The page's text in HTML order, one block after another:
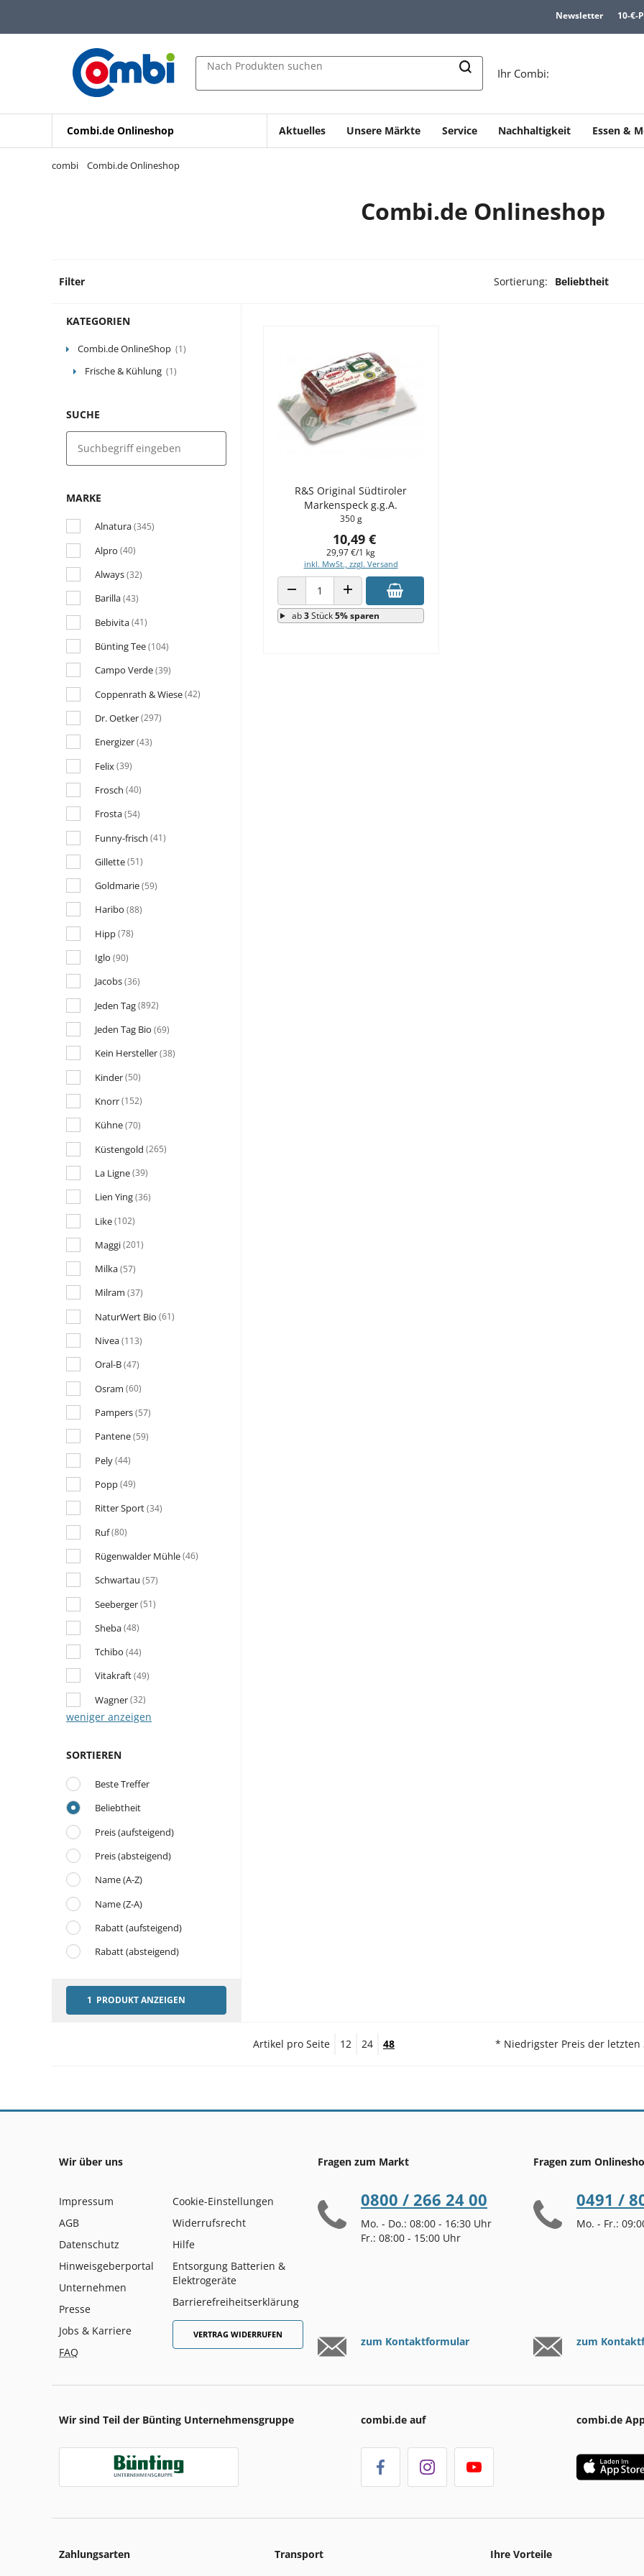
Zur Navigation springen
Zur Suche springen
Newsletter 10-€-
Nach Produkten suchen
Ihr Combi:
Combi.de Onlineshop Aktuelles Unsere Märkte Service Nachhaltigkeit Essen &
combi Combi.de Onlineshop
Combi.de Onlineshop
Filter Sortierung: Beliebtheit
KATEGORIEN
Combi.de OnlineShop (1)
Frische & Kühlung (1)
SUCHE
MARKE
Alnatura(345)
Alpro (40)
Always(32)
Barilla(43)
Bebivita(41)
Bünting Tee(104)
Campo Verde(39)
Coppenrath & Wiese(42)
Dr. Oetker(297)
Energizer(43)
Felix(39)
Frosch (40)
Frosta(54)
Funny-frisch (41)
Gillette(51)
Goldmarie(59)
Haribo (88)
Hipp(78)
Iglo (90)
Jacobs(36)
Jeden Tag(892)
Jeden Tag Bio (69)
Kein Hersteller(38)
Kinder(50)
Knorr(152)
Kühne(70)
Küstengold (265)
La Ligne(39)
Lien Ying(36)
Like(102)
Maggi(201)
Milka(57)
Milram (37)
NaturWert Bio (61)
Nivea(113)
Oral-B(47)
Osram (60)
Pampers(57)
Pantene(59)
Pely(44)
Popp(49)
Ritter Sport(34)
Ruf(80)
Rügenwalder Mühle(46)
Schwartau (57)
Seeberger(51)
Sheba(48)
Tchibo (44)
Vitakraft(49)
Wagner(32)
weniger anzeigen
SORTIEREN
Beste Treffer
Beliebtheit
Preis (aufsteigend)
Preis (absteigend)
Name (A-Z)
Name (Z-A)
Rabatt (aufsteigend)
Rabatt (absteigend)
1 PRODUKT ANZEIGEN
R&S Original Südtiroler
Markenspeck g.g.A.
350 g
10,49 €
29,97 €/1 kg
inkl. MwSt., zzgl. Versand
ANZAHL VERRINGERNANZAHL ERHÖHEN
ab3Stück5% sparen
Artikel pro Seite 12 24 48 * Niedrigster Preis der letzten
Wir über uns
Impressum
AGB
Datenschutz
Hinweisgeberportal
Unternehmen
Presse
Jobs & Karriere
FAQ
Cookie-Einstellungen
Widerrufsrecht
Hilfe
Entsorgung Batterien &
Elektrogeräte
Barrierefreiheitserklärung
VERTRAG WIDERRUFEN
Fragen zum Markt
0800 / 266 24 00
Mo. - Do.: 08:00 - 16:30 Uhr
Fr.: 08:00 - 15:00 Uhr
zum Kontaktformular
Fragen zum
0491 /
Mo. - Fr.:
zum
Wir sind Teil der Bünting Unternehmensgruppe combi.de auf combi.de
Zahlungsarten Transport Ihre Vorteile